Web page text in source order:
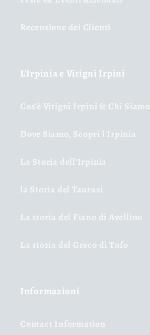
Recensione dei Clienti
L'Irpinia e Vitigni Irpini
Cos'è Vitigni Irpini & Chi Siamo
Dove Siamo, Scopri l'Irpinia
La Storia dell'Irpinia
la Storia del Taurasi
La storia del Fiano di Avellino
La storia del Greco di Tufo
Informazioni
Contact Information